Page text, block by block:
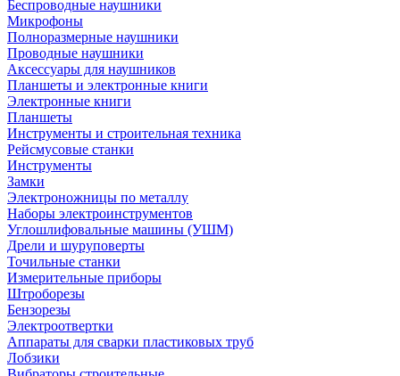
Беспроводные наушники
Микрофоны
Полноразмерные наушники
Проводные наушники
Аксессуары для наушников
Планшеты и электронные книги
Электронные книги
Планшеты
Инструменты и строительная техника
Рейсмусовые станки
Инструменты
Замки
Электроножницы по металлу
Наборы электроинструментов
Углошлифовальные машины (УШМ)
Дрели и шуруповерты
Точильные станки
Измерительные приборы
Штроборезы
Бензорезы
Электроотвертки
Аппараты для сварки пластиковых труб
Лобзики